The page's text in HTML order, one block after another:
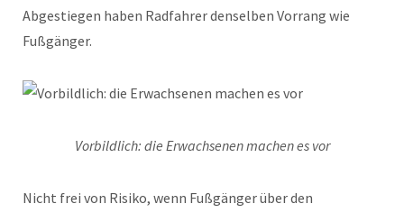
Abgestiegen haben Radfahrer denselben Vorrang wie
Fußgänger.
Vorbildlich: die Erwachsenen machen es vor
Nicht frei von Risiko, wenn Fußgänger über den